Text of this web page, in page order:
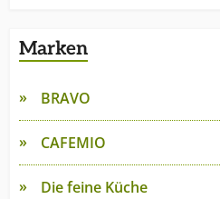
Marken
BRAVO
CAFEMIO
Die feine Küche